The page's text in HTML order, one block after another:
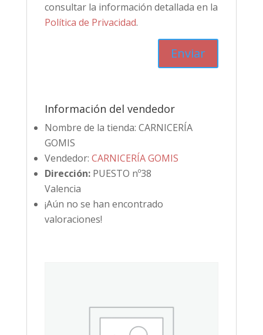
consultar la información detallada en la
Política de Privacidad.
Información del vendedor
Nombre de la tienda: CARNICERÍA
GOMIS
Vendedor: CARNICERÍA GOMIS
Dirección: PUESTO nº38
Valencia
¡Aún no se han encontrado
valoraciones!